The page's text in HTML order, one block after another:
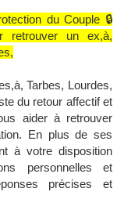
du Couple 🔒
retrouver un ex,à,
Tarbes, Lourdes,
du retour affectif et
aider à retrouver
En plus de ses
à votre disposition
personnelles et
précises et